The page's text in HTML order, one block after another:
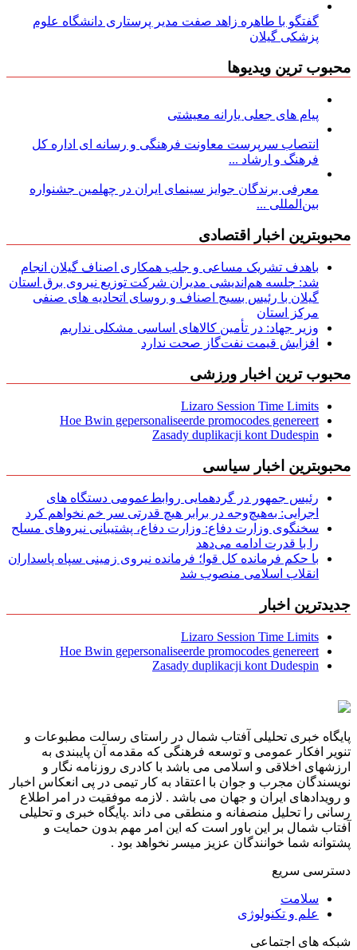
گفتگو با طاهره زاهد صفت مدیر پرستاری دانشگاه علوم
پزشکی گیلان
محبوب ترین ویدیوها
پیام های جعلی یارانه معیشتی
انتصاب سرپرست معاونت فرهنگی و رسانه ای اداره کل
فرهنگ و ارشاد ...
معرفی برندگان جوایز سینمای ایران در چهلمین جشنواره
بین‌المللی ...
محبوبترین اخبار اقتصادی
باهدف تشریک مساعی و جلب همکاری اصناف گیلان انجام
شد: جلسه هم‌اندیشی مدیران شركت توزیع نیروی برق استان
گیلان با رئیس بسیج اصناف و روسای اتحادیه های صنفی
مركز استان
وزیر جهاد: در تأمین کالاهای اساسی مشکلی نداریم
افزایش قیمت نفت‌گاز صحت ندارد
محبوب ترین اخبار ورزشی
Lizaro Session Time Limits
Hoe Bwin gepersonaliseerde promocodes genereert
Zasady duplikacji kont Dudespin
محبوبترین اخبار سیاسی
رئیس جمهور در گردهمایی روابط‌عمومی دستگاه های
اجرایی: به‌هیچ‌وجه در برابر هیچ قدرتی سر خم نخواهم کرد
سخنگوی وزارت دفاع: وزارت دفاع، پشتیبانی نیرو‌های مسلح
را با قدرت ادامه می‌دهد
با حکم فرمانده کل قوا؛ فرمانده نیروی زمینی سپاه پاسداران
انقلاب اسلامی منصوب شد
جدیدترین اخبار
Lizaro Session Time Limits
Hoe Bwin gepersonaliseerde promocodes genereert
Zasady duplikacji kont Dudespin
پایگاه خبری تحلیلی آفتاب شمال در راستای رسالت مطبوعات و
تنویر افکار عمومی و توسعه فرهنگی که مقدمه آن پایبندی به
ارزشهای اخلاقی و اسلامی می باشد با کادری روزنامه نگار و
نویسندگان مجرب و جوان با اعتقاد به کار تیمی در پی انعکاس اخبار
و رویدادهای ایران و جهان می باشد . لازمه موفقیت در امر اطلاع
رسانی را تحلیل منصفانه و منطقی می داند .پایگاه خبری و تحلیلی
آفتاب شمال بر این باور است که این امر مهم بدون حمایت و
پشتوانه شما خوانندگان عزیز میسر نخواهد بود .
دسترسی سریع
سلامت
علم و تکنولوژی
شبکه های اجتماعی